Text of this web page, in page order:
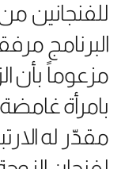
للفنجانين
البرنامج
مزعوماً بأن
مقدّر له